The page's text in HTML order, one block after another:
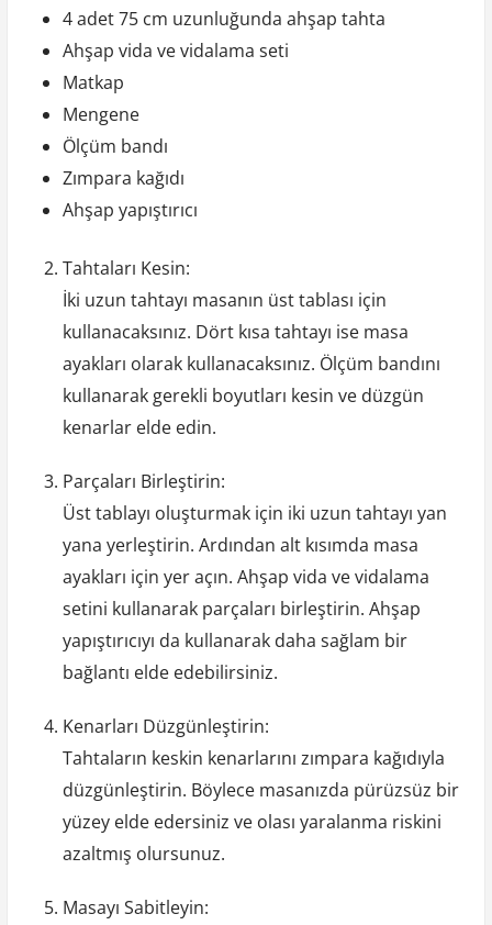
4 adet 75 cm uzunluğunda ahşap tahta
Ahşap vida ve vidalama seti
Matkap
Mengene
Ölçüm bandı
Zımpara kağıdı
Ahşap yapıştırıcı
Tahtaları Kesin:
İki uzun tahtayı masanın üst tablası için
kullanacaksınız. Dört kısa tahtayı ise masa
ayakları olarak kullanacaksınız. Ölçüm bandını
kullanarak gerekli boyutları kesin ve düzgün
kenarlar elde edin.
Parçaları Birleştirin:
Üst tablayı oluşturmak için iki uzun tahtayı yan
yana yerleştirin. Ardından alt kısımda masa
ayakları için yer açın. Ahşap vida ve vidalama
setini kullanarak parçaları birleştirin. Ahşap
yapıştırıcıyı da kullanarak daha sağlam bir
bağlantı elde edebilirsiniz.
Kenarları Düzgünleştirin:
Tahtaların keskin kenarlarını zımpara kağıdıyla
düzgünleştirin. Böylece masanızda pürüzsüz bir
yüzey elde edersiniz ve olası yaralanma riskini
azaltmış olursunuz.
Masayı Sabitleyin: